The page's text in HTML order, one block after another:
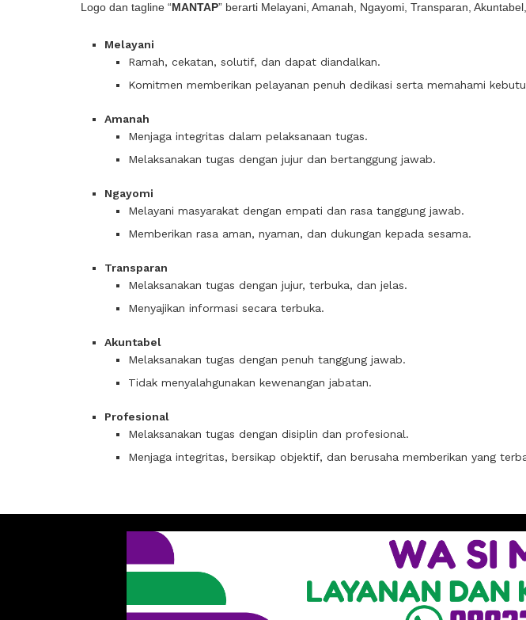
Logo dan tagline “MANTAP” berarti Melayani, Amanah, Ngayomi, Transparan,
Melayani
Ramah, cekatan, solutif, dan dapat diandalkan.
Komitmen memberikan pelayanan penuh dedikasi serta memahami
Amanah
Menjaga integritas dalam pelaksanaan tugas.
Melaksanakan tugas dengan jujur dan bertanggung jawab.
Ngayomi
Melayani masyarakat dengan empati dan rasa tanggung jawab.
Memberikan rasa aman, nyaman, dan dukungan kepada sesama.
Transparan
Melaksanakan tugas dengan jujur, terbuka, dan jelas.
Menyajikan informasi secara terbuka.
Akuntabel
Melaksanakan tugas dengan penuh tanggung jawab.
Tidak menyalahgunakan kewenangan jabatan.
Profesional
Melaksanakan tugas dengan disiplin dan profesional.
Menjaga integritas, bersikap objektif, dan berusaha memberikan yang